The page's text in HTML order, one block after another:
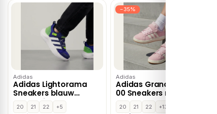
Adidas
Adidas Lightorama
Sneakers blauw
Synthetisch
20 21 22
+5
−35%
Adidas
Adidas Grand Court
00 Sneakers roze
Suede
20 21 22
+13